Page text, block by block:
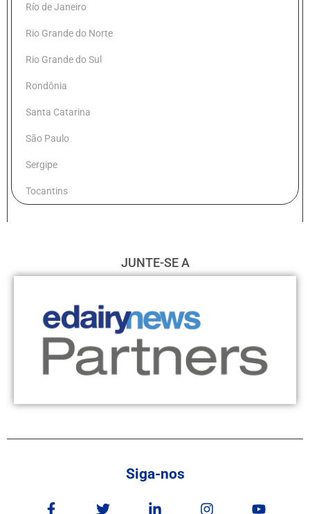
Río de Janeiro
Rio Grande do Norte
Rio Grande do Sul
Rondônia
Santa Catarina
São Paulo
Sergipe
Tocantins
JUNTE-SE A
Siga-nos